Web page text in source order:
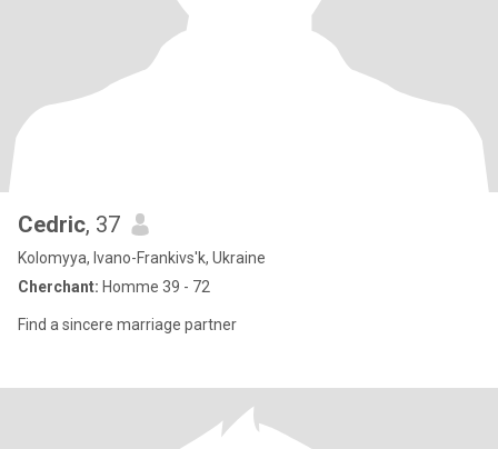
Cedric, 37
Kolomyya, Ivano-Frankivs'k, Ukraine
Cherchant: Homme 39 - 72
Find a sincere marriage partner